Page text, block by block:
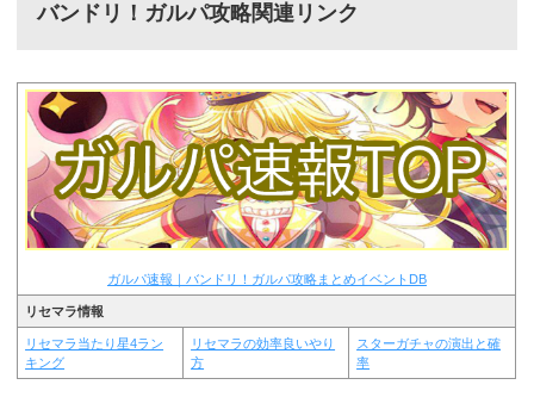
バンドリ！ガルパ攻略関連リンク
ガルパ速報｜バンドリ！ガルパ攻略まとめイベントDB
リセマラ情報
リセマラ当たり星4ラン
キング
リセマラの効率良いやり
方
スターガチャの演出と確
率